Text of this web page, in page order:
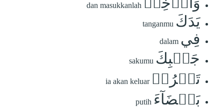
dan masukkanlah
يَدَكَ tanganmu
فِي dalam
جَيۡبِكَ sakumu
تَخۡرُجۡ ia akan keluar
بَيۡضَآءَ putih